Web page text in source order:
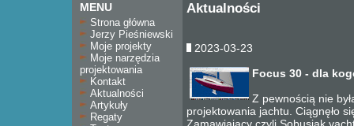
MENU
Strona główna
Jerzy Pieśniewski
Moje projekty
Moje narzędzia
projektowania
Kontakt
Aktualności
Artykuły
Regaty
Aktualności
2023-03-23
Focus 30 - dla
Z pewnością nie
projektowania jachtu. Ciągnęło